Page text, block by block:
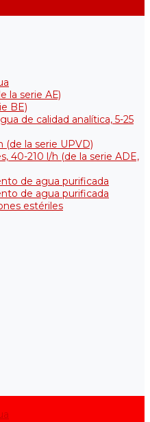
la serie АЕ)
BE)
de calidad analítica, 5-25
(de la serie UPVD)
40-210 l/h (de la serie АDE,
de agua purificada
de agua purificada
estériles